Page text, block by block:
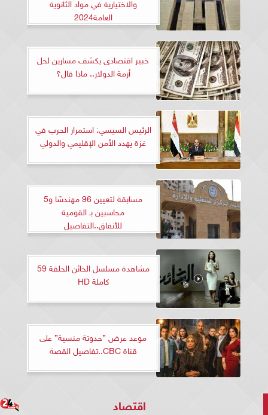
العامة2024
خبير اقتصادى يكشف مسارين لحل
أزمة الدولار.. ماذا قال؟
الرئيس السيسي: استمرار الحرب في
غزة يهدد الأمن الإقليمي والدولي
مسابقة لتعيين 96 مهندسًا و5
محاسبين بـ القومية
للأنفاق..التفاصيل
مشاهدة مسلسل الخائن الحلقة 59
كاملة HD
موعد عرض ”حدوتة منسية” على
قناة CBC..تفاصيل القصة
اقتصاد